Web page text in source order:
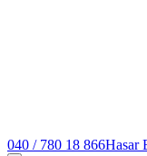
040 / 780 18 866Hasar